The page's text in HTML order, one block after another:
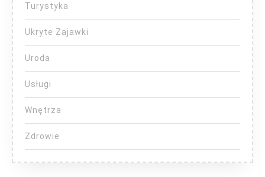
Turystyka
Ukryte Zajawki
Uroda
Usługi
Wnętrza
Zdrowie